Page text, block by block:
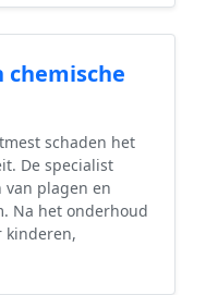
chemische
schaden het
De specialist
plagen en
Na het onderhoud
kinderen,